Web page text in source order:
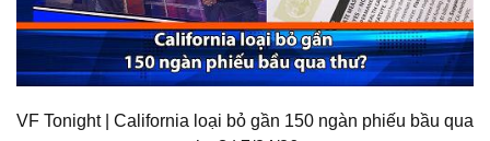
VF Tonight | California loại bỏ gần 150 ngàn phiếu bầu qua